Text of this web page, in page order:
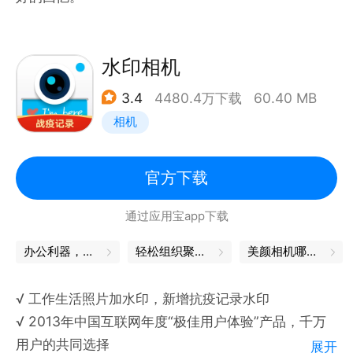
水印相机
3.4 4480.4万下载 60.40 MB
相机
官方下载
通过应用宝app下载
办公利器，让工作更轻松 轻松组织聚会，你就是C位 美颜相机哪个好用
√ 工作生活照片加水印，新增抗疫记录水印
√ 2013年中国互联网年度“极佳用户体验”产品，千万
用户的共同选择
展开